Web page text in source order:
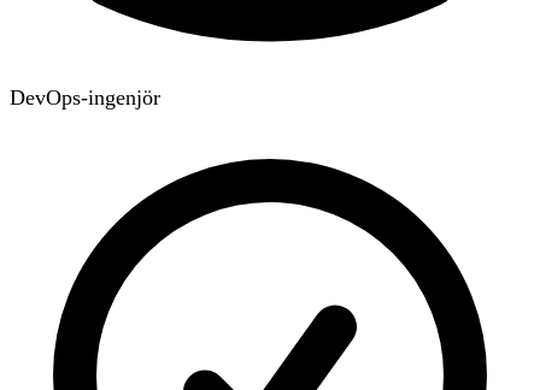
DevOps-ingenjör